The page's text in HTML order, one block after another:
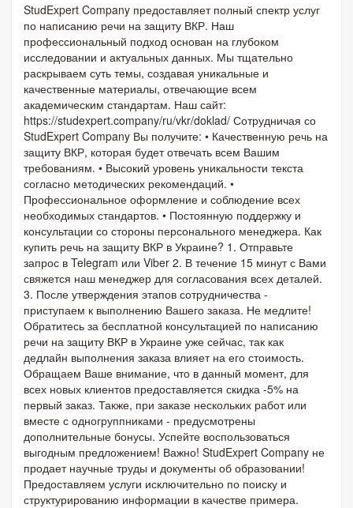
StudExpert Company предоставляет полный спектр услуг
по написанию речи на защиту ВКР. Наш
профессиональный подход основан на глубоком
исследовании и актуальных данных. Мы тщательно
раскрываем суть темы, создавая уникальные и
качественные материалы, отвечающие всем
академическим стандартам. Наш сайт:
https://studexpert.company/ru/vkr/doklad/ Сотрудничая со
StudExpert Company Вы получите: • Качественную речь на
защиту ВКР, которая будет отвечать всем Вашим
требованиям. • Высокий уровень уникальности текста
согласно методических рекомендаций. •
Профессиональное оформление и соблюдение всех
необходимых стандартов. • Постоянную поддержку и
консультации со стороны персонального менеджера. Как
купить речь на защиту ВКР в Украине? 1. Отправьте
запрос в Telegram или Viber 2. В течение 15 минут с Вами
свяжется наш менеджер для согласования всех деталей.
3. После утверждения этапов сотрудничества -
приступаем к выполнению Вашего заказа. Не медлите!
Обратитесь за бесплатной консультацией по написанию
речи на защиту ВКР в Украине уже сейчас, так как
дедлайн выполнения заказа влияет на его стоимость.
Обращаем Ваше внимание, что в данный момент, для
всех новых клиентов предоставляется скидка -5% на
первый заказ. Также, при заказе нескольких работ или
вместе с одногруппниками - предусмотрены
дополнительные бонусы. Успейте воспользоваться
выгодным предложением! Важно! StudExpert Company не
продает научные труды и документы об образовании!
Предоставляем услуги исключительно по поиску и
структурированию информации в качестве примера.